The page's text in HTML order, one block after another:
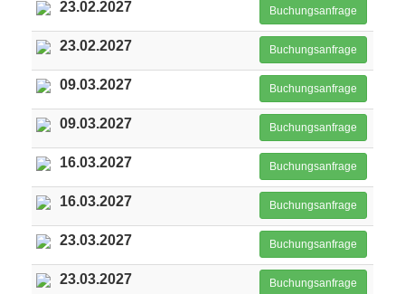
23.02.2027 Buchungsanfrage
23.02.2027 Buchungsanfrage
09.03.2027 Buchungsanfrage
09.03.2027 Buchungsanfrage
16.03.2027 Buchungsanfrage
16.03.2027 Buchungsanfrage
23.03.2027 Buchungsanfrage
23.03.2027 Buchungsanfrage